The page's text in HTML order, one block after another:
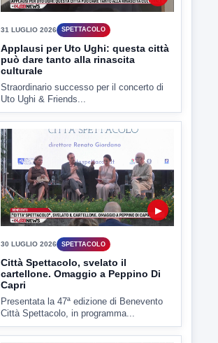
31 LUGLIO 2026 SPETTACOLO
Applausi per Uto Ughi: questa città
può dare tanto alla rinascita
culturale
Straordinario successo per il concerto di
Uto Ughi & Friends...
▶
30 LUGLIO 2026 SPETTACOLO
Città Spettacolo, svelato il
cartellone. Omaggio a Peppino Di
Capri
Presentata la 47ª edizione di Benevento
Città Spettacolo, in programma...